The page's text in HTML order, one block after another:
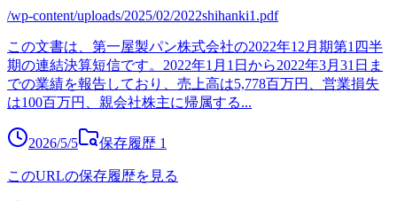
/wp-content/uploads/2025/02/2022shihanki1.pdf
この文書は、第一屋製パン株式会社の2022年12月期第1四半
期の連結決算短信です。2022年1月1日から2022年3月31日ま
での業績を報告しており、売上高は5,778百万円、営業損失
は100百万円、親会社株主に帰属する...
2026/5/5 保存履歴 1
このURLの保存履歴を見る